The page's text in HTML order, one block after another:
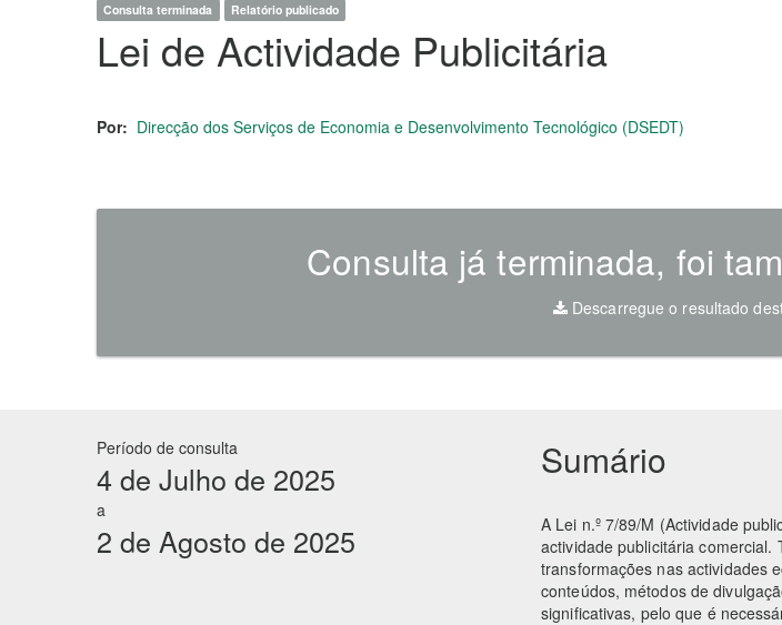
Consulta terminada Relatório publicado
Lei de Actividade Publicitária
Por: Direcção dos Serviços de Economia e Desenvolvimento Tecnológico (DSEDT)
Consulta já terminada, foi
Descarregue o resultado
Período de consulta
4 de Julho de 2025
a
2 de Agosto de 2025
Sumário
A Lei n.º 7/89/M (Actividade
actividade publicitária
transformações nas actividades
conteúdos, métodos de
significativas, pelo que é